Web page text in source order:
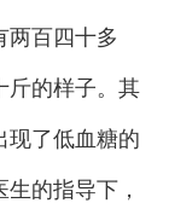
两百四十多
斤的样子。其
现了低血糖的
的指导下，